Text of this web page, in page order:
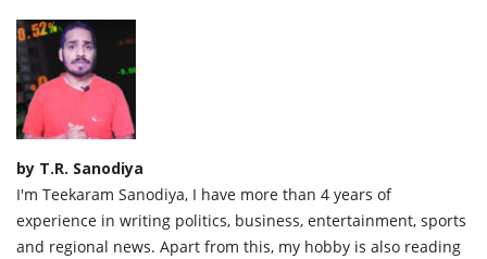
by T.R. Sanodiya
I'm Teekaram Sanodiya, I have more than 4 years of
experience in writing politics, business, entertainment, sports
and regional news. Apart from this, my hobby is also reading